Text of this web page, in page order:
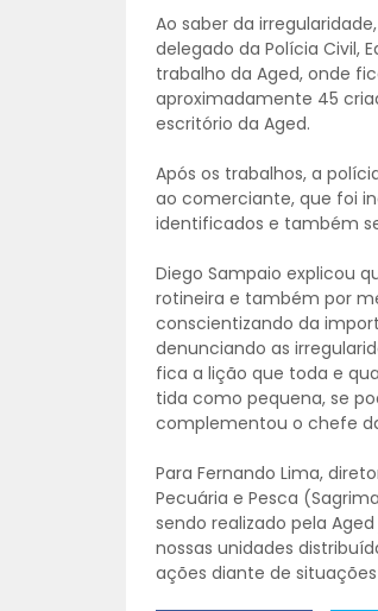
Ao saber da
delegado da Polícia Civil,
trabalho da Aged, onde
aproximadamente 45
escritório da Aged.
Após os trabalhos, a
ao comerciante, que foi
identificados e também
Diego Sampaio explicou
rotineira e também por
conscientizando da
denunciando as
fica a lição que toda e
tida como pequena, se
complementou o chefe
Para Fernando Lima,
Pecuária e Pesca
sendo realizado pela
nossas unidades
ações diante de